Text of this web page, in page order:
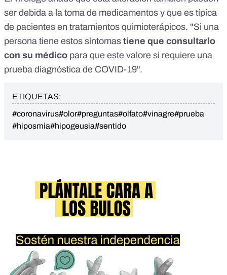
ser debida a la toma de medicamentos y que es típica
de pacientes en tratamientos quimioterápicos. "Si una
persona tiene estos síntomas tiene que consultarlo
con su médico para que este valore si requiere una
prueba diagnóstica de COVID-19".
ETIQUETAS:
#coronavirus#olor#preguntas#olfato#vinagre#prueba
#hiposmia#hipogeusia#sentido